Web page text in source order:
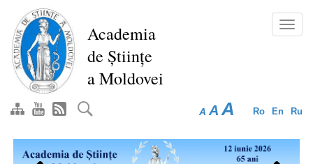
conţinutul
principal
Academia
de Științe
a Moldovei
Ro En Ru
A A A